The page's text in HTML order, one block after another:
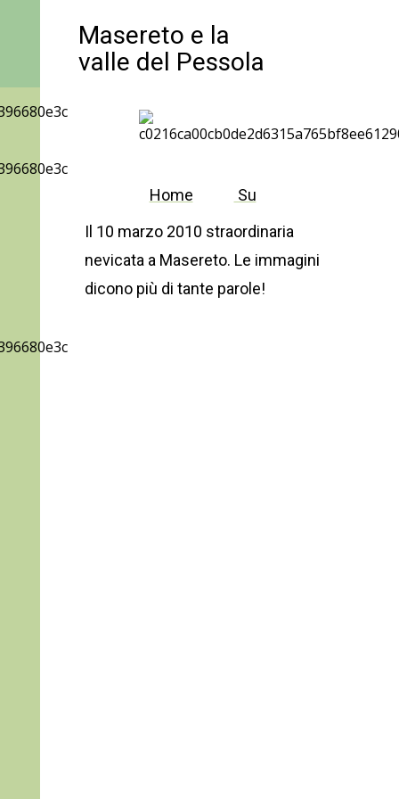
Masereto e la
valle del Pessola
Home
Su
Il 10 marzo 2010 straordinaria
nevicata a Masereto. Le immagini
dicono più di tante parole!